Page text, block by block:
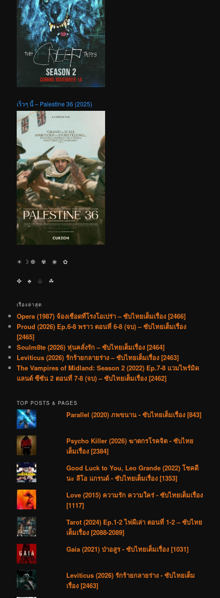
เร็วๆ นี้ – Palestine 36 (2025)
☀︎ ☽ ❁ ✾ ❀ ✿
✤ ♣︎ ♧ ☘︎
เรื่องล่าสุด
Opera (1987) จ้องเชือดที่โรงโอเปร่า – ซับไทยเต็มเรื่อง [2466]
Proud (2026) Ep.6-8 พราว ตอนที่ 6-8 (จบ) – ซับไทยเต็มเรื่อง
[2465]
Soulm8te (2026) หุ่นคลั่งรัก – ซับไทยเต็มเรื่อง [2464]
Leviticus (2026) รักร้ายกลายร่าง – ซับไทยเต็มเรื่อง [2463]
The Vampires of Midland: Season 2 (2022) Ep.7-8 แวมไพร์มิด
แลนด์ ซีซัน 2 ตอนที่ 7-8 (จบ) – ซับไทยเต็มเรื่อง [2462]
TOP POSTS & PAGES
Parallel (2020) ภพขนาน - ซับไทยเต็มเรื่อง [843]
Psycho Killer (2026) ฆาตกรโรคจิต - ซับไทย
เต็มเรื่อง [2384]
Good Luck to You, Leo Grande (2022) โชคดี
นะ ลีโอ แกรนด์ - ซับไทยเต็มเรื่อง [1353]
Love (2015) ความรัก ความใคร่ - ซับไทยเต็มเรื่อง
[1117]
Tarot (2024) Ep.1-2 ไพ่ผีเล่า ตอนที่ 1-2 – ซับไทย
เต็มเรื่อง [2088-2089]
Gaia (2021) ป่าอสูร - ซับไทยเต็มเรื่อง [1031]
Leviticus (2026) รักร้ายกลายร่าง - ซับไทยเต็ม
เรื่อง [2463]